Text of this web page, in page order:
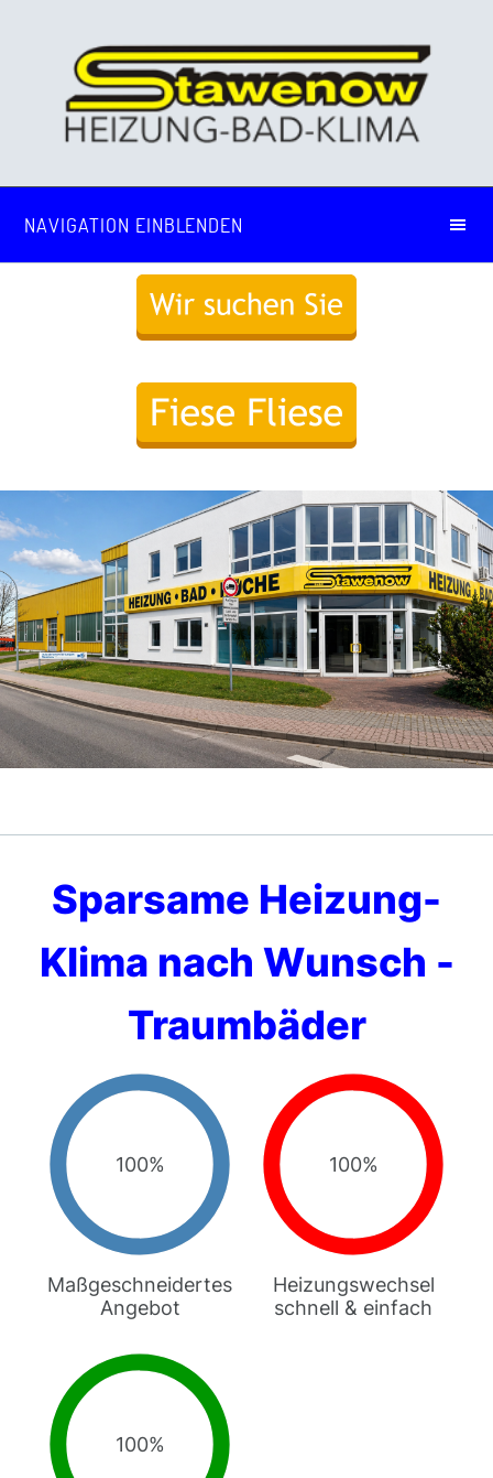
NAVIGATION EINBLENDEN
Sparsame Heizung-
Klima nach Wunsch -
Traumbäder
100%
Maßgeschneidertes
Angebot
100%
Heizungswechsel
schnell & einfach
100%